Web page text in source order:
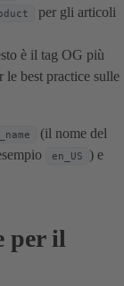
per gli articoli
è il tag OG più
le best practice sulle
(il nome del
en_US ) e
per il